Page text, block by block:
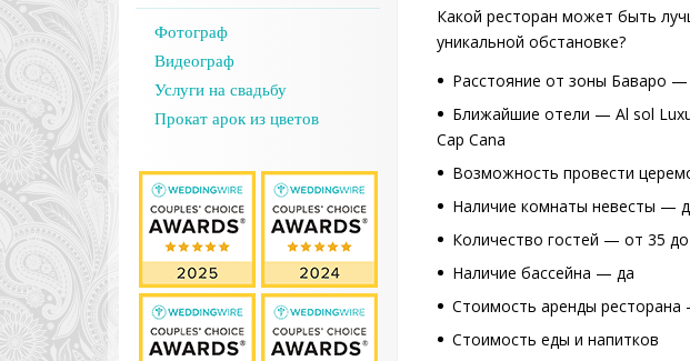
Какой ресторан может быть
уникальной обстановке?
Расстояние от зоны Баваро —
Ближайшие отели — Al sol
Cap Cana
Возможность провести
Наличие комнаты невесты —
Количество гостей — от 35
Наличие бассейна — да
Стоимость аренды ресторана
Стоимость еды и напитков
Фотограф
Видеограф
Услуги на свадьбу
Прокат арок из цветов